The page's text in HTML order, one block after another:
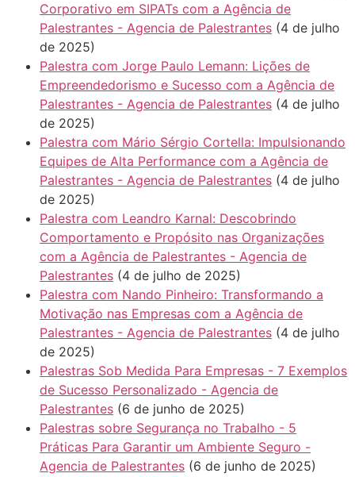
Corporativo em SIPATs com a Agência de
Palestrantes - Agencia de Palestrantes (4 de julho
de 2025)
Palestra com Jorge Paulo Lemann: Lições de
Empreendedorismo e Sucesso com a Agência de
Palestrantes - Agencia de Palestrantes (4 de julho
de 2025)
Palestra com Mário Sérgio Cortella: Impulsionando
Equipes de Alta Performance com a Agência de
Palestrantes - Agencia de Palestrantes (4 de julho
de 2025)
Palestra com Leandro Karnal: Descobrindo
Comportamento e Propósito nas Organizações
com a Agência de Palestrantes - Agencia de
Palestrantes (4 de julho de 2025)
Palestra com Nando Pinheiro: Transformando a
Motivação nas Empresas com a Agência de
Palestrantes - Agencia de Palestrantes (4 de julho
de 2025)
Palestras Sob Medida Para Empresas - 7 Exemplos
de Sucesso Personalizado - Agencia de
Palestrantes (6 de junho de 2025)
Palestras sobre Segurança no Trabalho - 5
Práticas Para Garantir um Ambiente Seguro -
Agencia de Palestrantes (6 de junho de 2025)